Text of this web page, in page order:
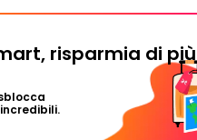
risparmia di più